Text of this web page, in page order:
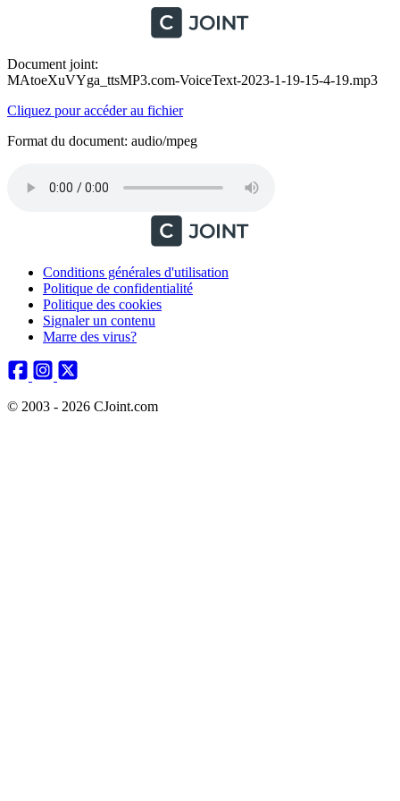
Document joint:
MAtoeXuVYga_ttsMP3.com-VoiceText-2023-1-19-15-4-19.mp3
Cliquez pour accéder au fichier
Format du document: audio/mpeg
Conditions générales d'utilisation
Politique de confidentialité
Politique des cookies
Signaler un contenu
Marre des virus?
© 2003 - 2026 CJoint.com